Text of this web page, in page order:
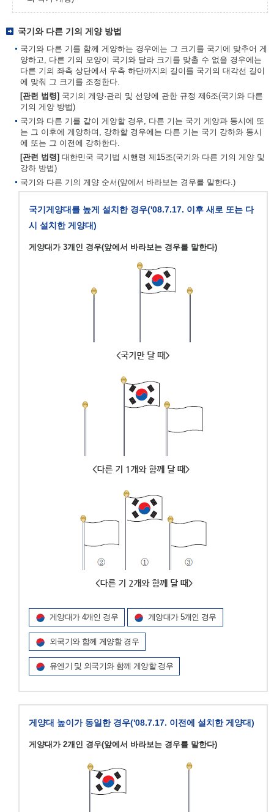
국기와 다른 기의 게양 방법
국기와 다른 기를 함께 게양하는 경우에는 그 크기를 국기에 맞추어 게
양하고, 다른 기의 모양이 국기와 달라 크기를 맞출 수 없을 경우에는
다른 기의 좌측 상단에서 우측 하단까지의 길이를 국기의 대각선 길이
에 맞춰 그 크기를 조정한다.
[관련 법령] 국기의 게양·관리 및 선양에 관한 규정 제6조(국기와 다른
기의 게양 방법)
국기와 다른 기를 같이 게양할 경우, 다른 기는 국기 게양과 동시에 또
는 그 이후에 게양하며, 강하할 경우에는 다른 기는 국기 강하와 동시
에 또는 그 이전에 강하한다.
[관련 법령] 대한민국 국기법 시행령 제15조(국기와 다른 기의 게양 및
강하 방법)
국기와 다른 기의 게양 순서(앞에서 바라보는 경우를 말한다.)
국기게양대를 높게 설치한 경우('08.7.17. 이후 새로 또는 다
시 설치한 게양대)
게양대가 3개인 경우(앞에서 바라보는 경우를 말한다)
게양대가 4개인 경우 게양대가 5개인 경우
외국기와 함께 게양할 경우
유엔기 및 외국기와 함께 게양할 경우
게양대 높이가 동일한 경우('08.7.17. 이전에 설치한 게양대)
게양대가 2개인 경우(앞에서 바라보는 경우를 말한다)